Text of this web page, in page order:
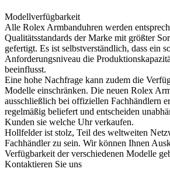
Modellverfügbarkeit
Alle Rolex Armbanduhren werden
Qualitätsstandards der Marke mit größter
gefertigt. Es ist selbstverständlich, dass ein
Anforderungsniveau die
beeinflusst.
Eine hohe Nachfrage kann zudem die
Modelle einschränken. Die neuen Rolex
ausschließlich bei offiziellen Fachhändlern
regelmäßig beliefert und entscheiden
Kunden sie welche Uhr verkaufen.
Hollfelderist stolz, Teil des weltweiten
Fachhändler zu sein. Wir können Ihnen
Verfügbarkeit der verschiedenen Modelle
Kontaktieren Sie uns